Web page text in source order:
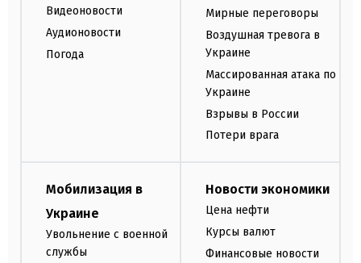
Видеоновости
Аудионовости
Погода
Мирные переговоры
Воздушная тревога в
Украине
Массированная атака по
Украине
Взрывы в России
Потери врага
Мобилизация в
Украине
Увольнение с военной
службы
Новости экономики
Цена нефти
Курсы валют
Финансовые новости